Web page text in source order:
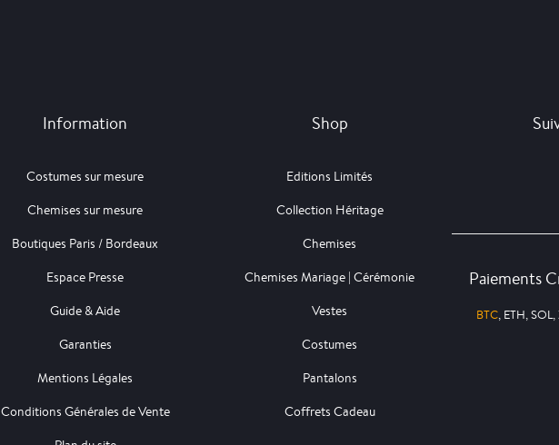
Information
Costumes sur mesure
Chemises sur mesure
Boutiques Paris / Bordeaux
Espace Presse
Guide & Aide
Garanties
Mentions Légales
Conditions Générales de Vente
Shop
Editions Limités
Collection Héritage
Chemises
Chemises Mariage | Cérémonie
Vestes
Costumes
Pantalons
Coffrets Cadeau
Paiements
BTC, ETH,